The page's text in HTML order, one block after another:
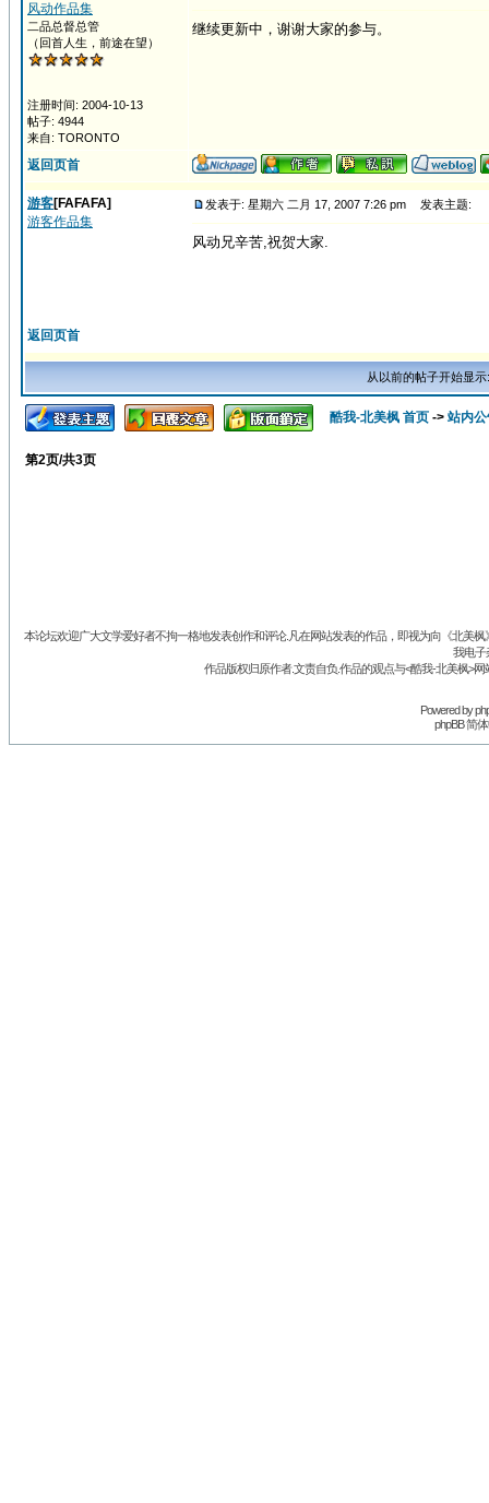
风动作品集
二品总督总管
（回首人生，前途在望）
注册时间: 2004-10-13
帖子: 4944
来自: TORONTO
继续更新中，谢谢大家的参与。
返回页首
游客[FAFAFA]
游客作品集
发表于: 星期六 二月 17, 2007 7:26 pm 发表主题:
风动兄辛苦,祝贺大家.
返回页首
从以前的帖子开始显
酷我-北美枫 首页 -> 站内
第2页/共3页
本论坛欢迎广大文学爱好者不拘一格地发表创作和评论.凡在网站发表的作品，即视为向《北美
我电子
作品版权归原作者.文责自负.作品的观点与<酷我-北美枫>
Powered by
phpBB 简